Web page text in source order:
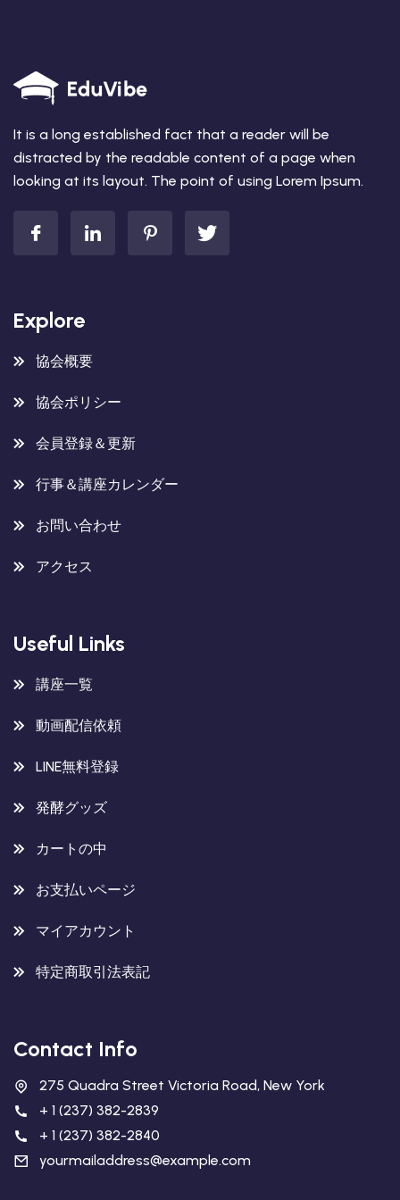
It is a long established fact that a reader will be
distracted by the readable content of a page when
looking at its layout. The point of using Lorem Ipsum.
Explore
協会概要
協会ポリシー
会員登録＆更新
行事＆講座カレンダー
お問い合わせ
アクセス
Useful Links
講座一覧
動画配信依頼
LINE無料登録
発酵グッズ
カートの中
お支払いページ
マイアカウント
特定商取引法表記
Contact Info
275 Quadra Street Victoria Road, New York
+ 1 (237) 382-2839
+ 1 (237) 382-2840
yourmailaddress@example.com